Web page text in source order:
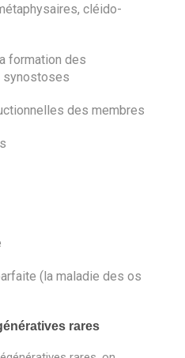
cléido-
formation des
synostoses
des membres
(la maladie des os
rares